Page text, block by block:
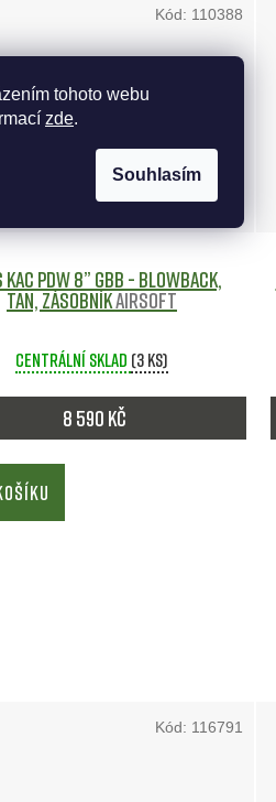
tohoto webu
zde.
Souhlasím
KAC PDW 8” GBB - blowback,
TAN, zásobníkAirsoft
Centrální sklad (3 ks)
8 590 Kč
Kód: 110388
Kód: 116791